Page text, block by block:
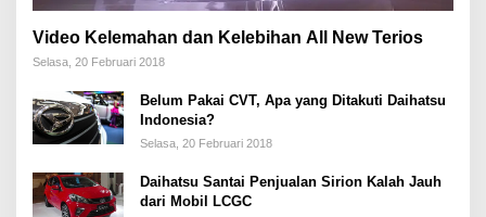
Video Kelemahan dan Kelebihan All New Terios
Selasa, 20 Februari 2018
Belum Pakai CVT, Apa yang Ditakuti Daihatsu
Indonesia?
Selasa, 20 Februari 2018
Daihatsu Santai Penjualan Sirion Kalah Jauh
dari Mobil LCGC